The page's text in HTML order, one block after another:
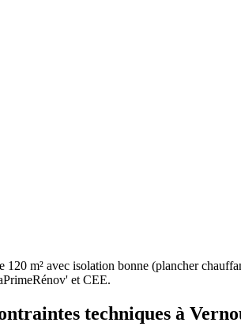
120 m² avec isolation bonne (plancher
et CEE.
techniques à